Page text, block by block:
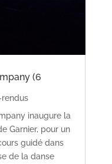
(6
inaugure la
Garnier, pour un
guidé dans
de la danse